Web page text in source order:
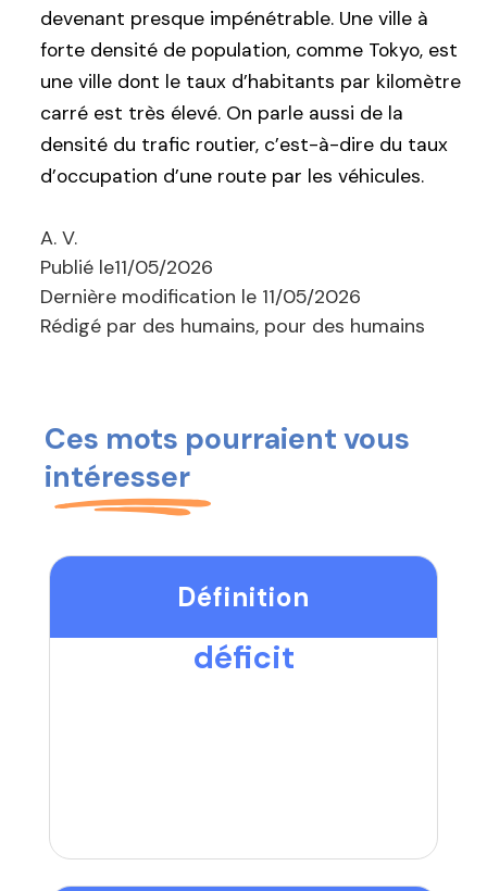
devenant presque impénétrable. Une ville à
forte densité de population, comme Tokyo, est
une ville dont le taux d’habitants par kilomètre
carré est très élevé. On parle aussi de la
densité du trafic routier, c’est-à-dire du taux
d’occupation d’une route par les véhicules.
A. V.
Publié le11/05/2026
Dernière modification le 11/05/2026
Rédigé par des humains, pour des humains
Ces mots pourraient vous
intéresser
Définition
déficit